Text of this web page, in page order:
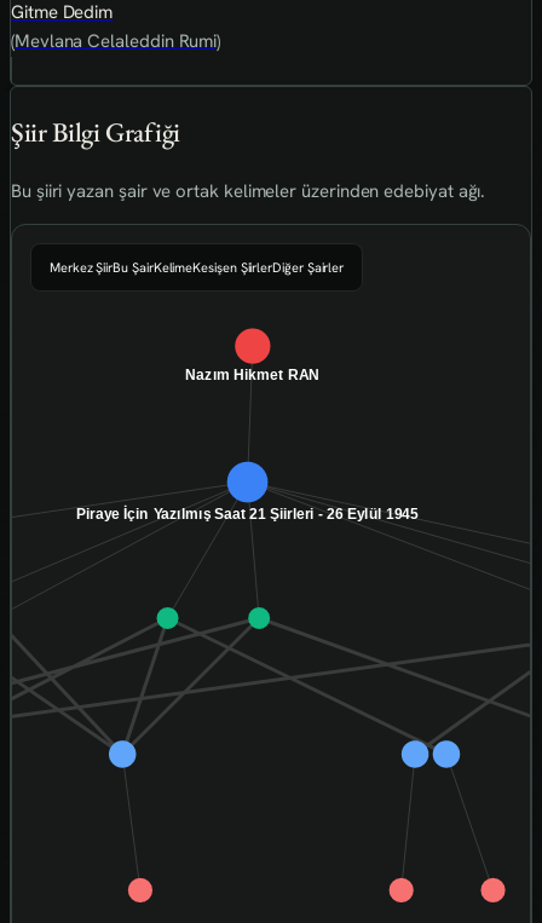
Gitme Dedim
(Mevlana Celaleddin Rumi)
Şiir Bilgi Grafiği
Bu şiiri yazan şair ve ortak kelimeler üzerinden edebiyat ağı.
Merkez ŞiirBu ŞairKelimeKesişen ŞiirlerDiğer Şairler